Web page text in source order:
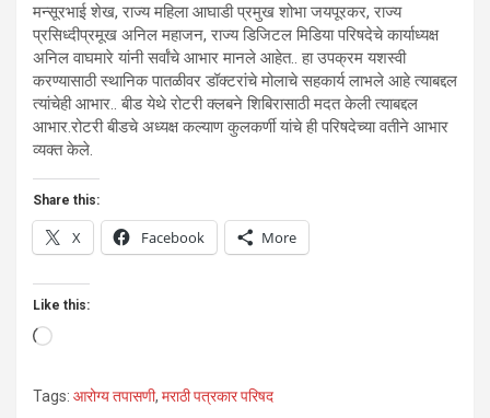
मन्सूरभाई शेख, राज्य महिला आघाडी प्रमुख शोभा जयपूरकर, राज्य
प्रसिध्दीप्रमूख अनिल महाजन, राज्य डिजिटल मिडिया परिषदेचे कार्याध्यक्ष
अनिल वाघमारे यांनी सर्वांचे आभार मानले आहेत.. हा उपक्रम यशस्वी
करण्यासाठी स्थानिक पातळीवर डॉक्टरांचे मोलाचे सहकार्य लाभले आहे त्याबद्दल
त्यांचेही आभार.. बीड येथे रोटरी क्लबने शिबिरासाठी मदत केली त्याबद्दल
आभार.रोटरी बीडचे अध्यक्ष कल्याण कुलकर्णी यांचे ही परिषदेच्या वतीने आभार
व्यक्त केले.
Share this:
X Facebook More
Like this:
Loading…
Tags: आरोग्य तपासणी, मराठी पत्रकार परिषद